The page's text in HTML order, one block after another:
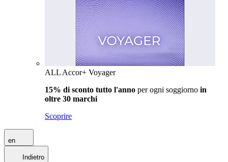
ALL Accor+ Voyager
15% di sconto tutto l'anno per ogni soggiorno in
oltre 30 marchi
Scoprire
en
Indietro